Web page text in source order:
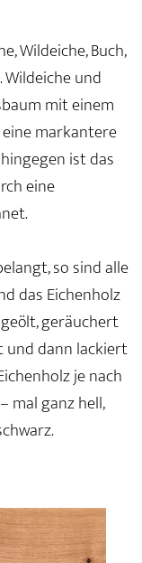
Wildeiche, Buch,
und
mit einem
markantere
ist das
eine
so sind alle
das Eichenholz
geräuchert
und dann lackiert
je nach
mal ganz hell,